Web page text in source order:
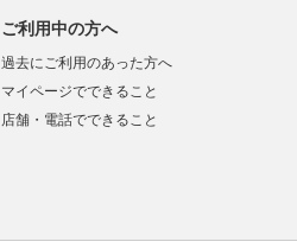
ご利用中の方へ
過去にご利用のあった方へ
マイページでできること
店舗・電話でできること